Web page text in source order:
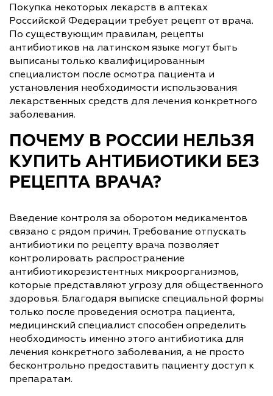
Покупка некоторых лекарств в аптеках
Российской Федерации требует рецепт от врача.
По существующим правилам, рецепты
антибиотиков на латинском языке могут быть
выписаны только квалифицированным
специалистом после осмотра пациента и
установления необходимости использования
лекарственных средств для лечения конкретного
заболевания.
ПОЧЕМУ В РОССИИ НЕЛЬЗЯ
КУПИТЬ АНТИБИОТИКИ БЕЗ
РЕЦЕПТА ВРАЧА?
Введение контроля за оборотом медикаментов
связано с рядом причин. Требование отпускать
антибиотики по рецепту врача позволяет
контролировать распространение
антибиотикорезистентных микроорганизмов,
которые представляют угрозу для общественного
здоровья. Благодаря выписке специальной формы
только после проведения осмотра пациента,
медицинский специалист способен определить
необходимость именно этого антибиотика для
лечения конкретного заболевания, а не просто
бесконтрольно предоставить пациенту доступ к
препаратам.